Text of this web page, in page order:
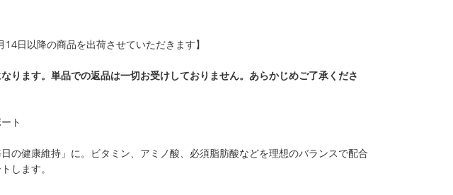
14日以降の商品を出荷させていただきます】
ります。単品での返品は一切お受けしておりません。あらかじめご了承くださ
ト
の健康維持」に。ビタミン、アミノ酸、必須脂肪酸などを理想のバランスで配合
します。